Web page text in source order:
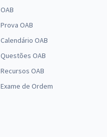
OAB
Prova OAB
Calendário OAB
Questões OAB
Recursos OAB
Exame de Ordem